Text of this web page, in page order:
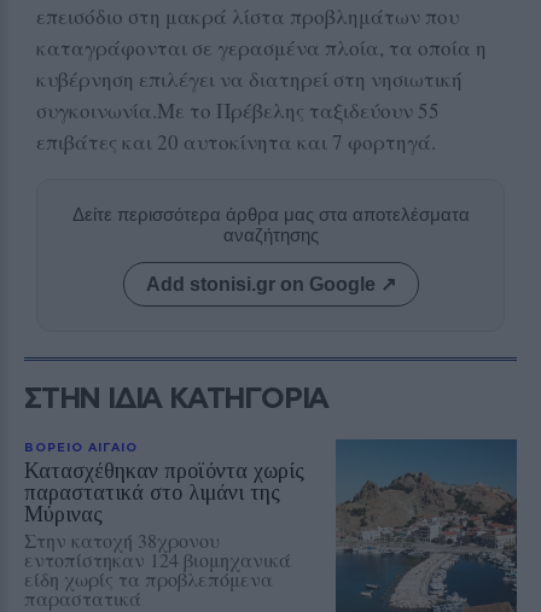
επεισόδιο στη μακρά λίστα προβλημάτων που
καταγράφονται σε γερασμένα πλοία, τα οποία η
κυβέρνηση επιλέγει να διατηρεί στη νησιωτική
συγκοινωνία.Με το Πρέβελης ταξιδεύουν 55
επιβάτες και 20 αυτοκίνητα και 7 φορτηγά.
Δείτε περισσότερα άρθρα μας στα αποτελέσματα
αναζήτησης
Add stonisi.gr on Google ↗
ΣΤΗΝ ΙΔΙΑ ΚΑΤΗΓΟΡΙΑ
ΒΟΡΕΙΟ ΑΙΓΑΙΟ
Κατασχέθηκαν προϊόντα χωρίς
παραστατικά στο λιμάνι της
Μύρινας
Στην κατοχή 38χρονου
εντοπίστηκαν 124 βιομηχανικά
είδη χωρίς τα προβλεπόμενα
παραστατικά